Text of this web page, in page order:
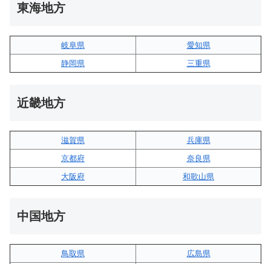
東海地方
岐阜県
愛知県
静岡県
三重県
近畿地方
滋賀県
兵庫県
京都府
奈良県
大阪府
和歌山県
中国地方
鳥取県
広島県